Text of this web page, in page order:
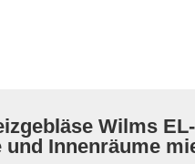
Wilms
und Innenräume